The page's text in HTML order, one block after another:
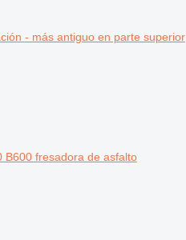
- más antiguo en parte superior
B600 fresadora de asfalto